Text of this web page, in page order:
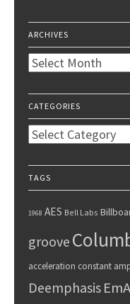
ARCHIVES
Archives
CATEGORIES
Categories
TAGS
1968 AES Bell Labs
groove
acceleration constant
Deemphasis